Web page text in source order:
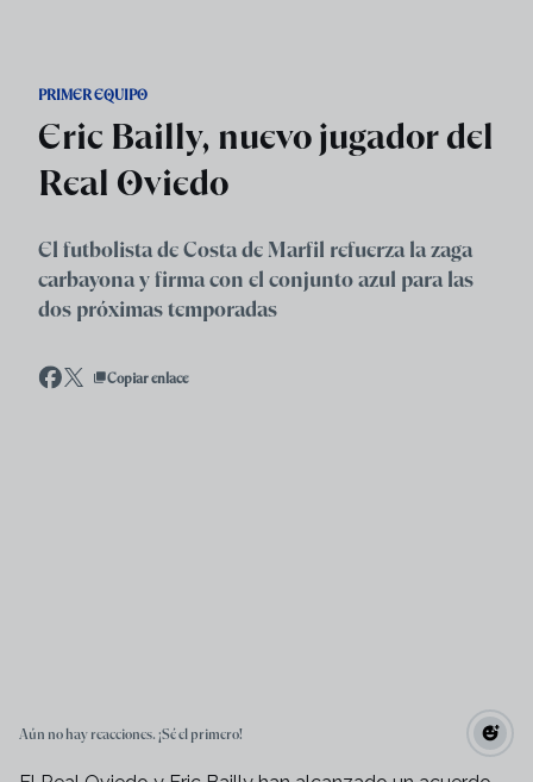
PRIMER EQUIPO
Eric Bailly, nuevo jugador del
Real Oviedo
El futbolista de Costa de Marfil refuerza la zaga
carbayona y firma con el conjunto azul para las
dos próximas temporadas
Copiar enlace
Aún no hay reacciones. ¡Sé el primero!